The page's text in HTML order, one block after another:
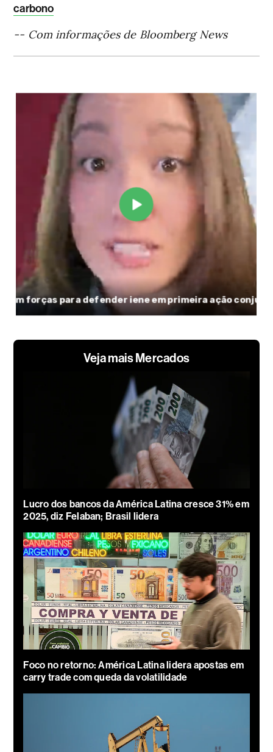
carbono
-- Com informações de Bloomberg News
Veja mais Mercados
Lucro dos bancos da América Latina cresce 31% em
2025, diz Felaban; Brasil lidera
Foco no retorno: América Latina lidera apostas em
carry trade com queda da volatilidade